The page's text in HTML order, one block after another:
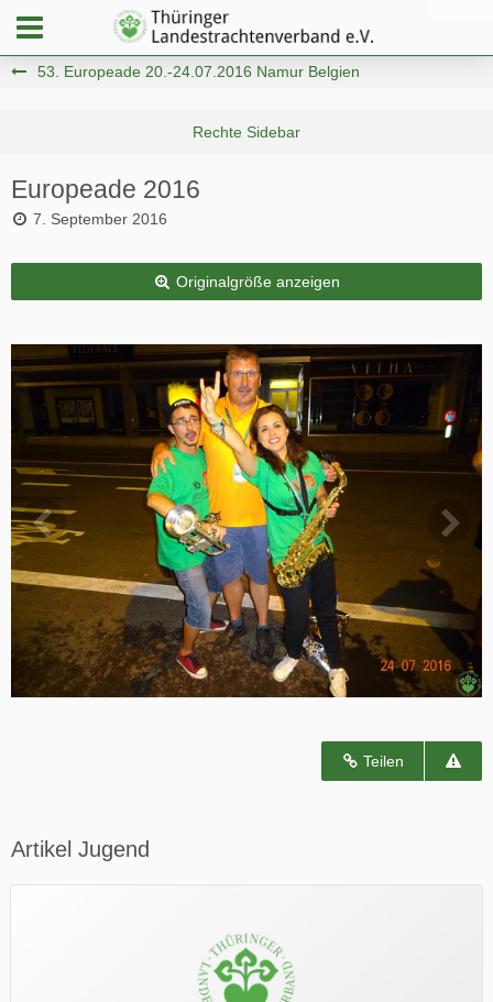
53. Europeade 20.-24.07.2016 Namur Belgien
Europeade 2016
7. September 2016
Originalgröße anzeigen
Teilen
Artikel Jugend